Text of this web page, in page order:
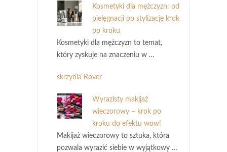
Kosmetyki dla mężczyzn: od
pielęgnacji po stylizację krok
po kroku
Kosmetyki dla mężczyzn to temat,
który zyskuje na znaczeniu w …
skrzynia Rover
Wyrazisty makijaż
wieczorowy – krok po
kroku do efektu wow!
Makijaż wieczorowy to sztuka, która
pozwala wyrazić siebie w wyjątkowy …